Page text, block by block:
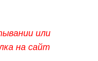
или
на сайт